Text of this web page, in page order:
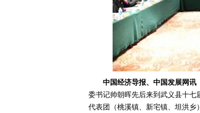
中国经济导报、中国发展网讯
委书记帅朝晖先后来到武义县十七
代表团（桃溪镇、新宅镇、坦洪乡